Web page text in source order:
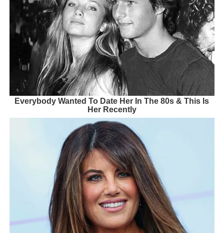
Everybody Wanted To Date Her In The 80s & This Is
Her Recently